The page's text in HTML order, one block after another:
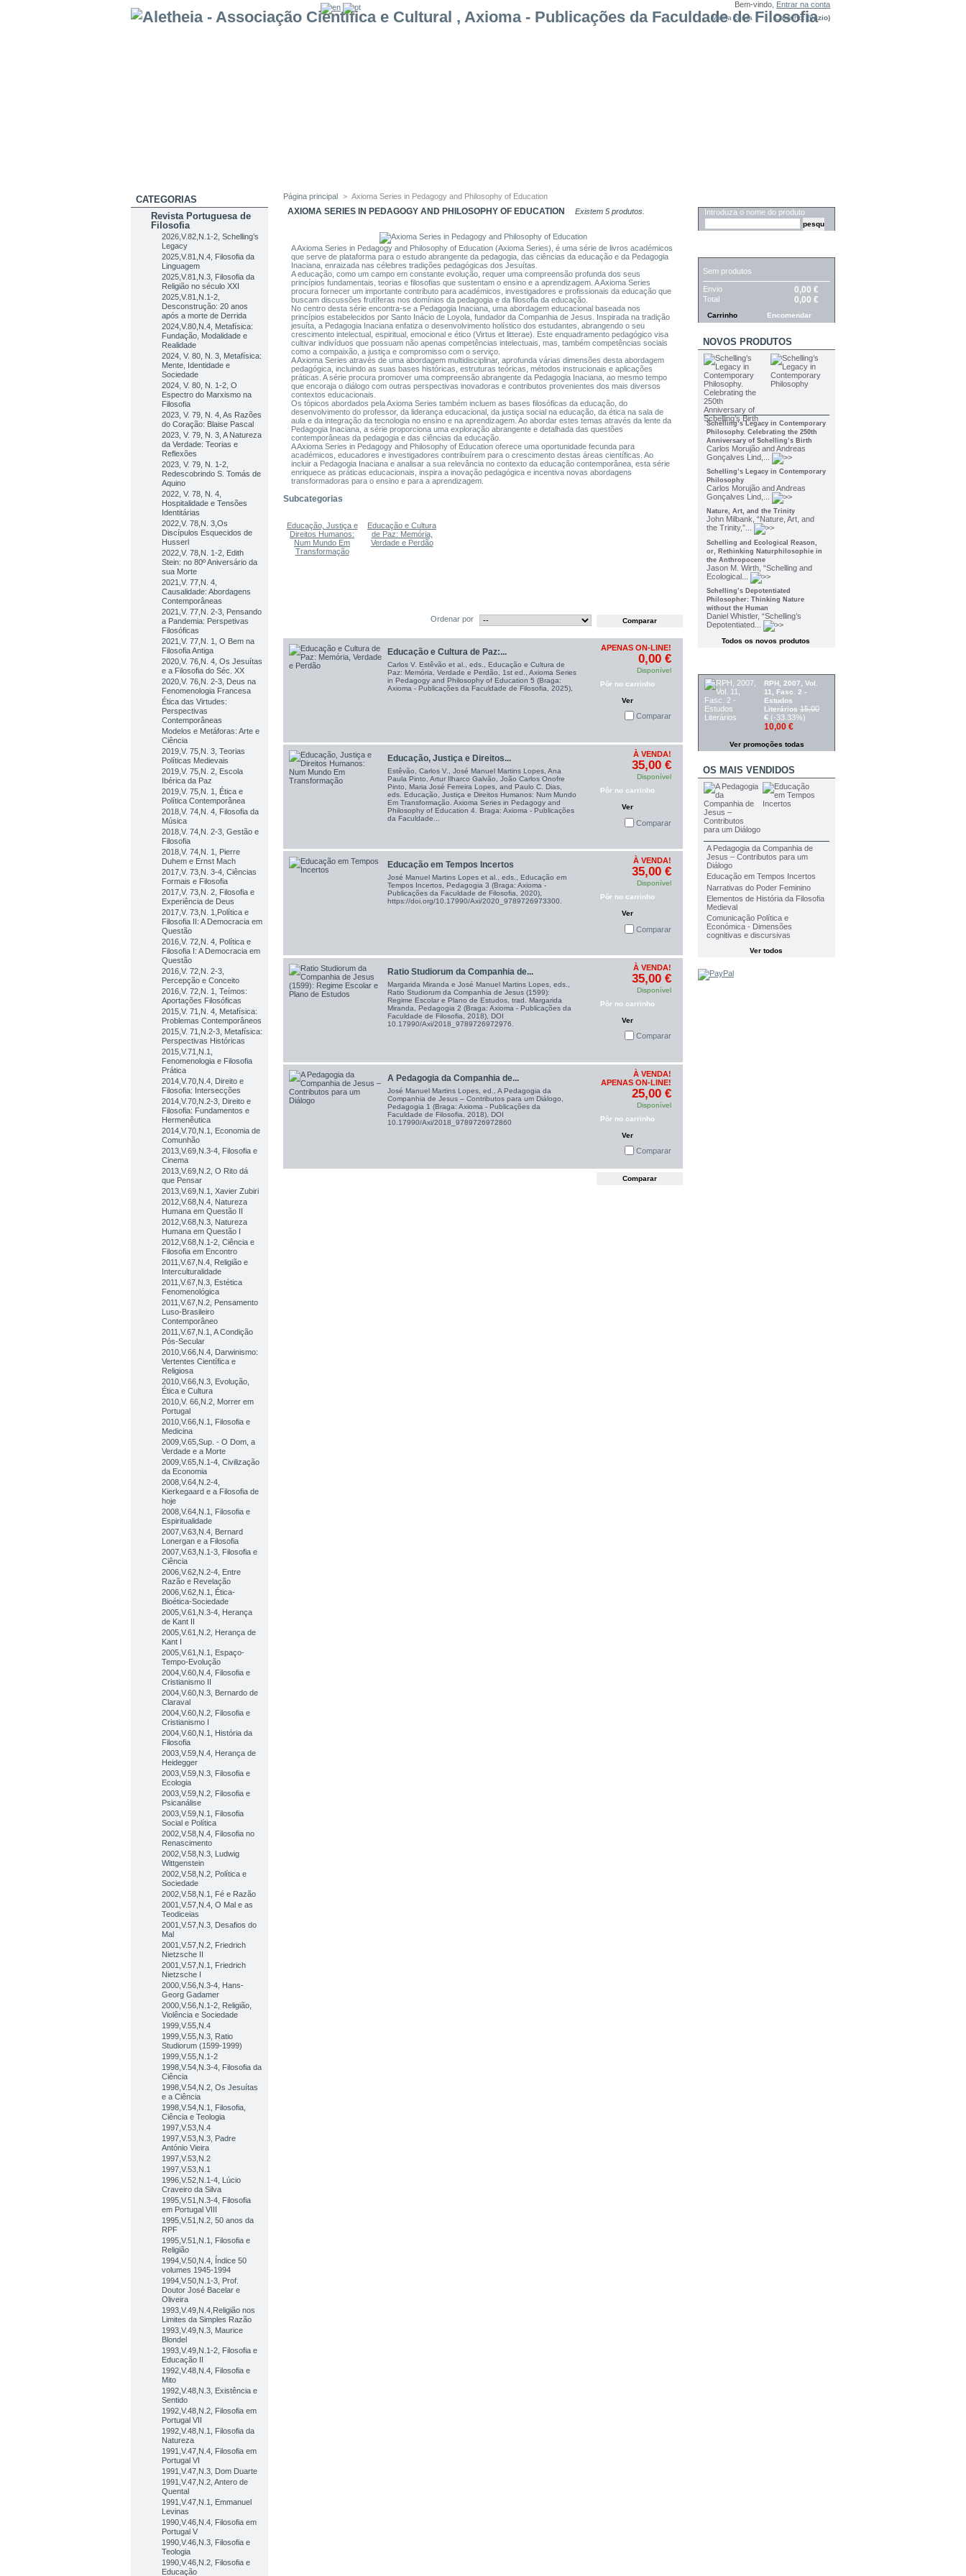
Bem-vindo, Entrar na conta
Carrinho: (vazio)
Minha conta
CATEGORIAS
Revista Portuguesa de
Filosofia
2026,V.82,N.1-2, Schelling’s
Legacy
2025,V.81,N.4, Filosofia da
Linguagem
2025,V.81,N.3, Filosofia da
Religião no século XXI
2025,V.81,N.1-2,
Desconstrução: 20 anos
após a morte de Derrida
2024,V.80,N.4, Metafísica:
Fundação, Modalidade e
Realidade
2024, V. 80, N. 3, Metafísica:
Mente, Identidade e
Sociedade
2024, V. 80, N. 1-2, O
Espectro do Marxismo na
Filosofia
2023, V. 79, N. 4, As Razões
do Coração: Blaise Pascal
2023, V. 79, N. 3, A Natureza
da Verdade: Teorias e
Reflexões
2023, V. 79, N. 1-2,
Redescobrindo S. Tomás de
Aquino
2022, V. 78, N. 4,
Hospitalidade e Tensões
Identitárias
2022,V. 78,N. 3,Os
Discípulos Esquecidos de
Husserl
2022,V. 78,N. 1-2, Edith
Stein: no 80º Aniversário da
sua Morte
2021,V. 77,N. 4,
Causalidade: Abordagens
Contemporâneas
2021,V. 77,N. 2-3, Pensando
a Pandemia: Perspetivas
Filosóficas
2021,V. 77,N. 1, O Bem na
Filosofia Antiga
2020,V. 76,N. 4, Os Jesuítas
e a Filosofia do Séc. XX
2020,V. 76,N. 2-3, Deus na
Fenomenologia Francesa
Ética das Virtudes:
Perspectivas
Contemporâneas
Modelos e Metáforas: Arte e
Ciência
2019,V. 75,N. 3, Teorias
Políticas Medievais
2019,V. 75,N. 2, Escola
Ibérica da Paz
2019,V. 75,N. 1, Ética e
Política Contemporânea
2018,V. 74,N. 4, Filosofia da
Música
2018,V. 74,N. 2-3, Gestão e
Filosofia
2018,V. 74,N. 1, Pierre
Duhem e Ernst Mach
2017,V. 73,N. 3-4, Ciências
Formais e Filosofia
2017,V. 73,N. 2, Filosofia e
Experiência de Deus
2017,V. 73,N. 1,Política e
Filosofia II: A Democracia em
Questão
2016,V. 72,N. 4, Política e
Filosofia I: A Democracia em
Questão
2016,V. 72,N. 2-3,
Percepção e Conceito
2016,V. 72,N. 1, Teímos:
Aportações Filosóficas
2015,V. 71,N. 4, Metafísica:
Problemas Contemporâneos
2015,V. 71,N.2-3, Metafísica:
Perspectivas Históricas
2015,V.71,N.1,
Fenomenologia e Filosofia
Prática
2014,V.70,N.4, Direito e
Filosofia: Intersecções
2014,V.70,N.2-3, Direito e
Filosofia: Fundamentos e
Hermenêutica
2014,V.70,N.1, Economia de
Comunhão
2013,V.69,N.3-4, Filosofia e
Cinema
2013,V.69,N.2, O Rito dá
que Pensar
2013,V.69,N.1, Xavier Zubiri
2012,V.68,N.4, Natureza
Humana em Questão II
2012,V.68,N.3, Natureza
Humana em Questão I
2012,V.68,N.1-2, Ciência e
Filosofia em Encontro
2011,V.67,N.4, Religião e
Interculturalidade
2011,V.67,N.3, Estética
Fenomenológica
2011,V.67,N.2, Pensamento
Luso-Brasileiro
Contemporâneo
2011,V.67,N.1, A Condição
Pós-Secular
2010,V.66,N.4, Darwinismo:
Vertentes Científica e
Religiosa
2010,V.66,N.3, Evolução,
Ética e Cultura
2010,V. 66,N.2, Morrer em
Portugal
2010,V.66,N.1, Filosofia e
Medicina
2009,V.65,Sup. - O Dom, a
Verdade e a Morte
2009,V.65,N.1-4, Civilização
da Economia
2008,V.64,N.2-4,
Kierkegaard e a Filosofia de
hoje
2008,V.64,N.1, Filosofia e
Espiritualidade
2007,V.63,N.4, Bernard
Lonergan e a Filosofia
2007,V.63,N.1-3, Filosofia e
Ciência
2006,V.62,N.2-4, Entre
Razão e Revelação
2006,V.62,N.1, Ética-
Bioética-Sociedade
2005,V.61,N.3-4, Herança
de Kant II
2005,V.61,N.2, Herança de
Kant I
2005,V.61,N.1, Espaço-
Tempo-Evolução
2004,V.60,N.4, Filosofia e
Cristianismo II
2004,V.60,N.3, Bernardo de
Claraval
2004,V.60,N.2, Filosofia e
Cristianismo I
2004,V.60,N.1, História da
Filosofia
2003,V.59,N.4, Herança de
Heidegger
2003,V.59,N.3, Filosofia e
Ecologia
2003,V.59,N.2, Filosofia e
Psicanálise
2003,V.59,N.1, Filosofia
Social e Política
2002,V.58,N.4, Filosofia no
Renascimento
2002,V.58,N.3, Ludwig
Wittgenstein
2002,V.58,N.2, Política e
Sociedade
2002,V.58,N.1, Fé e Razão
2001,V.57,N.4, O Mal e as
Teodiceias
2001,V.57,N.3, Desafios do
Mal
2001,V.57,N.2, Friedrich
Nietzsche II
2001,V.57,N.1, Friedrich
Nietzsche I
2000,V.56,N.3-4, Hans-
Georg Gadamer
2000,V.56,N.1-2, Religião,
Violência e Sociedade
1999,V.55,N.4
1999,V.55,N.3, Ratio
Studiorum (1599-1999)
1999,V.55,N.1-2
1998,V.54,N.3-4, Filosofia da
Ciência
1998,V.54,N.2, Os Jesuítas
e a Ciência
1998,V.54,N.1, Filosofia,
Ciência e Teologia
1997,V.53,N.4
1997,V.53,N.3, Padre
António Vieira
1997,V.53,N.2
1997,V.53,N.1
1996,V.52,N.1-4, Lúcio
Craveiro da Silva
1995,V.51,N.3-4, Filosofia
em Portugal VIII
1995,V.51,N.2, 50 anos da
RPF
1995,V.51,N.1, Filosofia e
Religião
1994,V.50,N.4, Índice 50
volumes 1945-1994
1994,V.50,N.1-3, Prof.
Doutor José Bacelar e
Oliveira
1993,V.49,N.4,Religião nos
Limites da Simples Razão
1993,V.49,N.3, Maurice
Blondel
1993,V.49,N.1-2, Filosofia e
Educação II
1992,V.48,N.4, Filosofia e
Mito
1992,V.48,N.3, Existência e
Sentido
1992,V.48,N.2, Filosofia em
Portugal VII
1992,V.48,N.1, Filosofia da
Natureza
1991,V.47,N.4, Filosofia em
Portugal VI
1991,V.47,N.3, Dom Duarte
1991,V.47,N.2, Antero de
Quental
1991,V.47,N.1, Emmanuel
Levinas
1990,V.46,N.4, Filosofia em
Portugal V
1990,V.46,N.3, Filosofia e
Teologia
1990,V.46,N.2, Filosofia e
Educação
Página principal > Axioma Series in Pedagogy and Philosophy of Education
AXIOMA SERIES IN PEDAGOGY AND PHILOSOPHY OF EDUCATION Existem 5 produtos.
A Axioma Series in Pedagogy and Philosophy of Education (Axioma Series), é uma série de livros académicos
que serve de plataforma para o estudo abrangente da pedagogia, das ciências da educação e da Pedagogia
Inaciana, enraizada nas célebres tradições pedagógicas dos Jesuítas.
A educação, como um campo em constante evolução, requer uma compreensão profunda dos seus
princípios fundamentais, teorias e filosofias que sustentam o ensino e a aprendizagem. A Axioma Series
procura fornecer um importante contributo para académicos, investigadores e profissionais da educação que
buscam discussões frutíferas nos domínios da pedagogia e da filosofia da educação.
No centro desta série encontra-se a Pedagogia Inaciana, uma abordagem educacional baseada nos
princípios estabelecidos por Santo Inácio de Loyola, fundador da Companhia de Jesus. Inspirada na tradição
jesuíta, a Pedagogia Inaciana enfatiza o desenvolvimento holístico dos estudantes, abrangendo o seu
crescimento intelectual, espiritual, emocional e ético (Virtus et litterae). Este enquadramento pedagógico visa
cultivar indivíduos que possuam não apenas competências intelectuais, mas, também competências sociais
como a compaixão, a justiça e compromisso com o serviço.
A Axioma Series através de uma abordagem multidisciplinar, aprofunda várias dimensões desta abordagem
pedagógica, incluindo as suas bases históricas, estruturas teóricas, métodos instrucionais e aplicações
práticas. A série procura promover uma compreensão abrangente da Pedagogia Inaciana, ao mesmo tempo
que encoraja o diálogo com outras perspectivas inovadoras e contributos provenientes dos mais diversos
contextos educacionais.
Os tópicos abordados pela Axioma Series também incluem as bases filosóficas da educação, do
desenvolvimento do professor, da liderança educacional, da justiça social na educação, da ética na sala de
aula e da integração da tecnologia no ensino e na aprendizagem. Ao abordar estes temas através da lente da
Pedagogia Inaciana, a série proporciona uma exploração abrangente e detalhada das questões
contemporâneas da pedagogia e das ciências da educação.
A Axioma Series in Pedagogy and Philosophy of Education oferece uma oportunidade fecunda para
académicos, educadores e investigadores contribuírem para o crescimento destas áreas científicas. Ao
incluir a Pedagogia Inaciana e analisar a sua relevância no contexto da educação contemporânea, esta série
enriquece as práticas educacionais, inspira a inovação pedagógica e incentiva novas abordagens
transformadoras para o ensino e para a aprendizagem.
Subcategorias
Educação, Justiça e
Direitos Humanos:
Num Mundo Em
Transformação
Educação e Cultura
de Paz: Memória,
Verdade e Perdão
Ordenar por
Educação e Cultura de Paz:...
Carlos V. Estêvão et al., eds., Educação e Cultura de
Paz: Memória, Verdade e Perdão, 1st ed., Axioma Series
in Pedagogy and Philosophy of Education 5 (Braga:
Axioma - Publicações da Faculdade de Filosofia, 2025),
APENAS ON-LINE!
0,00 €
Disponível
Pôr no carrinho
Ver
Comparar
Educação, Justiça e Direitos...
Estêvão, Carlos V., José Manuel Martins Lopes, Ana
Paula Pinto, Artur Ilharco Galvão, João Carlos Onofre
Pinto, Maria José Ferreira Lopes, and Paulo C. Dias,
eds. Educação, Justiça e Direitos Humanos: Num Mundo
Em Transformação. Axioma Series in Pedagogy and
Philosophy of Education 4. Braga: Axioma - Publicações
da Faculdade...
À VENDA!
35,00 €
Disponível
Pôr no carrinho
Ver
Comparar
Educação em Tempos Incertos
José Manuel Martins Lopes et al., eds., Educação em
Tempos Incertos, Pedagogia 3 (Braga: Axioma -
Publicações da Faculdade de Filosofia, 2020),
https://doi.org/10.17990/Axi/2020_9789726973300.
À VENDA!
35,00 €
Disponível
Pôr no carrinho
Ver
Comparar
Ratio Studiorum da Companhia de...
Margarida Miranda e José Manuel Martins Lopes, eds.,
Ratio Studiorum da Companhia de Jesus (1599):
Regime Escolar e Plano de Estudos, trad. Margarida
Miranda, Pedagogia 2 (Braga: Axioma - Publicações da
Faculdade de Filosofia, 2018), DOI
10.17990/Axi/2018_9789726972976.
À VENDA!
35,00 €
Disponível
Pôr no carrinho
Ver
Comparar
A Pedagogia da Companhia de...
José Manuel Martins Lopes, ed., A Pedagogia da
Companhia de Jesus – Contributos para um Diálogo,
Pedagogia 1 (Braga: Axioma - Publicações da
Faculdade de Filosofia, 2018), DOI
10.17990/Axi/2018_9789726972860
À VENDA!
APENAS ON-LINE!
25,00 €
Disponível
Pôr no carrinho
Ver
Comparar
Introduza o nome do produto
Sem produtos
Envio 0,00 €
Total 0,00 €
Carrinho Encomendar
NOVOS PRODUTOS
Schelling’s Legacy in Contemporary
Philosophy. Celebrating the 250th
Anniversary of Schelling’s Birth
Carlos Morujão and Andreas
Gonçalves Lind,...
Schelling’s Legacy in Contemporary
Philosophy
Carlos Morujão and Andreas
Gonçalves Lind,...
Nature, Art, and the Trinity
John Milbank, “Nature, Art, and
the Trinity,”...
Schelling and Ecological Reason,
or, Rethinking Naturphilosophie in
the Anthropocene
Jason M. Wirth, “Schelling and
Ecological...
Schelling’s Depotentiated
Philosopher: Thinking Nature
without the Human
Daniel Whistler, “Schelling’s
Depotentiated...
Todos os novos produtos
RPH, 2007, Vol.
11, Fasc. 2 -
Estudos
Literários 15,00
€ (-33.33%)
10,00 €
Ver promoções todas
OS MAIS VENDIDOS
A Pedagogia da Companhia de
Jesus – Contributos para um
Diálogo
Educação em Tempos Incertos
Narrativas do Poder Feminino
Elementos de História da Filosofia
Medieval
Comunicação Política e
Económica - Dimensões
cognitivas e discursivas
Ver todos